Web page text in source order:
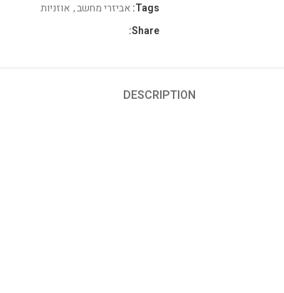
Tags: אביזרי מחשב, אוזניות
Share:
DESCRIPTION